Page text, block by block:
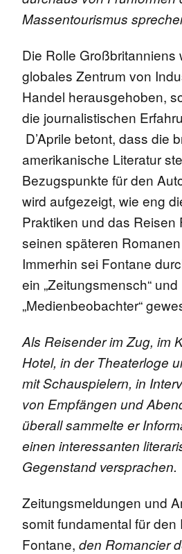
Massentourismus
Die Rolle Großbritanniens
globales Zentrum von
Handel herausgehoben,
die journalistischen
D’Aprile betont, dass die
amerikanische Literatur
Bezugspunkte für den
wird aufgezeigt, wie eng
Praktiken und das Reisen
seinen späteren
Immerhin sei Fontane
ein „Zeitungsmensch“ und
„Medienbeobachter“
Als Reisender im Zug, im
Hotel, in der Theaterloge
mit Schauspielern, in
von Empfängen und
überall sammelte er
einen interessanten
Gegenstand versprachen.
Zeitungsmeldungen und
somit fundamental für den
Fontane, den Romancier